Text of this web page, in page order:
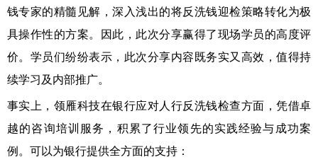
钱专家的精髓见解，深入浅出的将反洗钱迎检策略转化为极
具操作性的方案。因此，此次分享赢得了现场学员的高度评
价。学员们纷纷表示，此次分享内容既务实又高效，值得持
续学习及内部推广。
事实上，领雁科技在银行应对人行反洗钱检查方面，凭借卓
越的咨询培训服务，积累了行业领先的实践经验与成功案
例。可以为银行提供全方面的支持：